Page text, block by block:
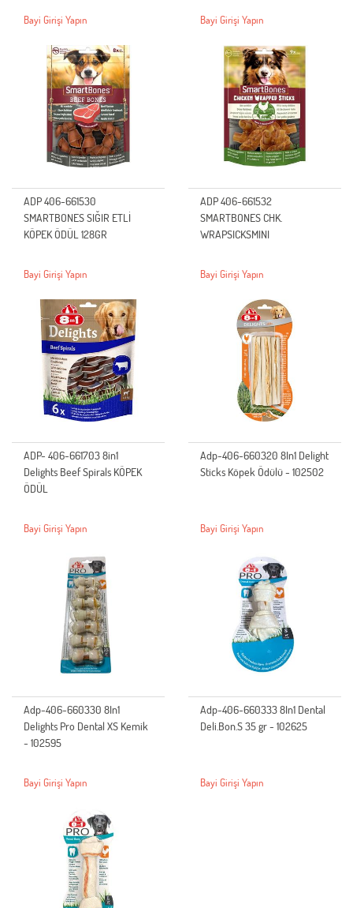
Bayi Girişi Yapın Bayi Girişi Yapın
ADP 406-661530
SMARTBONES SIĞIR ETLİ
KÖPEK ÖDÜL 128GR
Bayi Girişi Yapın
ADP 406-661532
SMARTBONES CHK.
WRAPSICKSMINI
Bayi Girişi Yapın
ADP- 406-661703 8in1
Delights Beef Spirals KÖPEK
ÖDÜL
Bayi Girişi Yapın
Adp-406-660320 8In1 Delight
Sticks Köpek Ödülü - 102502
Bayi Girişi Yapın
Adp-406-660330 8In1
Delights Pro Dental XS Kemik
- 102595
Bayi Girişi Yapın
Adp-406-660333 8In1 Dental
Deli.Bon.S 35 gr - 102625
Bayi Girişi Yapın